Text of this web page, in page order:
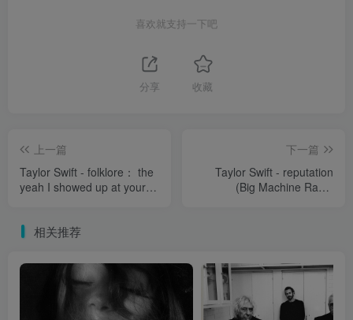
喜欢就支持一下吧
分享 收藏
上一篇
Taylor Swift - folklore： the
yeah I showed up at your
下一篇
Taylor Swift - reputation
(Big Machine Radio
相关推荐